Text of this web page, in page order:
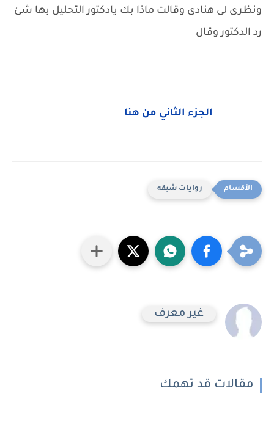
ونظرى لى هنادى وقالت ماذا بك يادكتور التحليل بها شئ
رد الدكتور وقال
الجزء الثاني من هنا
روايات شيقه
غير معرف
مقالات قد تهمك